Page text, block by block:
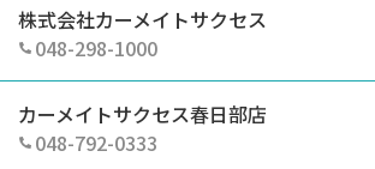
株式会社カーメイトサクセス
048-298-1000
カーメイトサクセス春日部店
048-792-0333